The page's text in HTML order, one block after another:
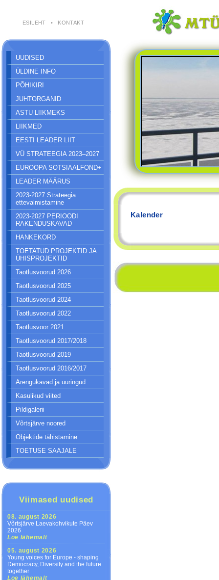
ESILEHT • KONTAKT
UUDISED
ÜLDINE INFO
PÕHIKIRI
JUHTORGANID
ASTU LIIKMEKS
LIIKMED
EESTI LEADER LIIT
VÜ STRATEEGIA 2023–2027
EUROOPA SOTSIAALFOND+
LEADER MÄÄRUS
2023-2027 Strateegia
ettevalmistamine
2023-2027 PERIOODI
RAKENDUSKAVAD
HANKEKORD
TOETATUD PROJEKTID JA
ÜHISPROJEKTID
Taotlusvoorud 2026
Taotlusvoorud 2025
Taotlusvoorud 2024
Taotlusvoorud 2022
Taotlusvoor 2021
Taotlusvoorud 2017/2018
Taotlusvoorud 2019
Taotlusvoorud 2016/2017
Arengukavad ja uuringud
Kasulikud viited
Pildigalerii
Võrtsjärve noored
Objektide tähistamine
TOETUSE SAAJALE
Viimased uudised
08. august 2026
Võrtsjärve Laevakohvikute Päev
2026
Loe lähemalt
05. august 2026
Young voices for Europe - shaping
Democracy, Diversity and the future
together
Loe lähemalt
Kalender